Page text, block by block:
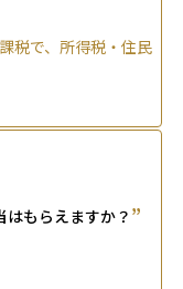
税で、所得税・住民
もらえますか？ ”